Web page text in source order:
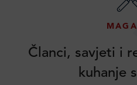
Članci, savjeti i
kuhanje